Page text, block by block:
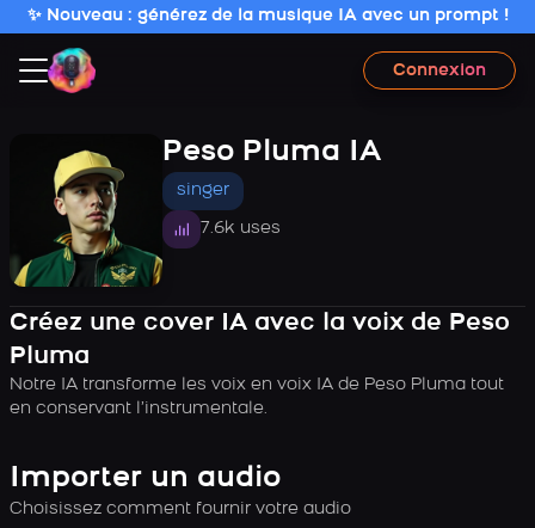
✨ Nouveau : générez de la musique IA avec un prompt !
Connexion
Peso Pluma IA
singer
7.6k uses
Créez une cover IA avec la voix de Peso
Pluma
Notre IA transforme les voix en voix IA de Peso Pluma tout
en conservant l’instrumentale.
Importer un audio
Choisissez comment fournir votre audio